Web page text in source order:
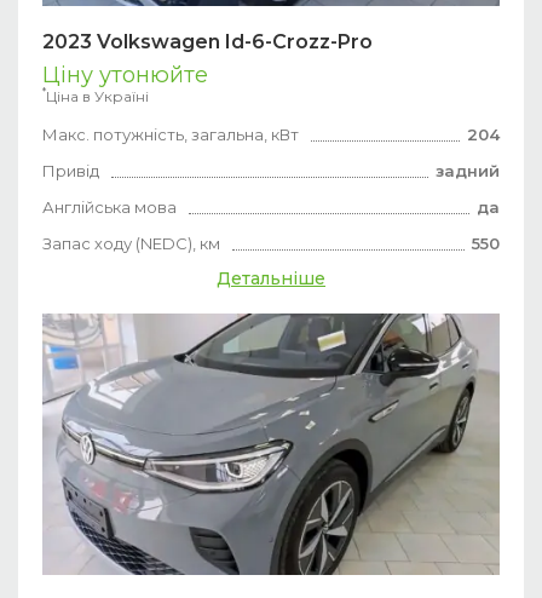
2023 Volkswagen Id-6-Crozz-Pro
Ціну утонюйте
*Ціна в Україні
Макс. потужність, загальна, кВт
204
Привід
задний
Англійська мова
да
Запас ходу (NEDC), км
550
Детальніше